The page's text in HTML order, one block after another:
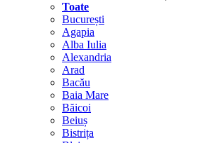
Toate
București
Agapia
Alba Iulia
Alexandria
Arad
Bacău
Baia Mare
Băicoi
Beiuș
Bistrița